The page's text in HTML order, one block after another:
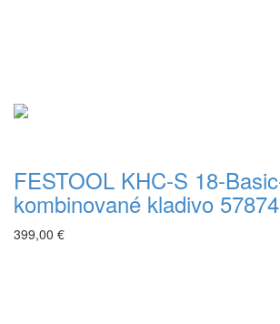
FESTOOL KHC-S 18-
kombinované kladivo
399,00 €